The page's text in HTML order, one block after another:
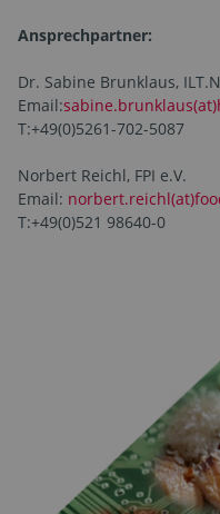
Ansprechpartner:
Dr. Sabine Brunklaus,
Email:
Norbert Reichl, FPI e.V.
Email:
T:+49(0)521 98640-0